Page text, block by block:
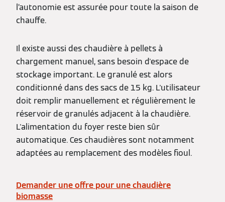
l’autonomie est assurée pour toute la saison de
chauffe.
Il existe aussi des chaudière à pellets à
chargement manuel, sans besoin d'espace de
stockage important. Le granulé est alors
conditionné dans des sacs de 15 kg. L'utilisateur
doit remplir manuellement et régulièrement le
réservoir de granulés adjacent à la chaudière.
L'alimentation du foyer reste bien sûr
automatique. Ces chaudières sont notamment
adaptées au remplacement des modèles fioul.
Demander une offre pour une chaudière
biomasse